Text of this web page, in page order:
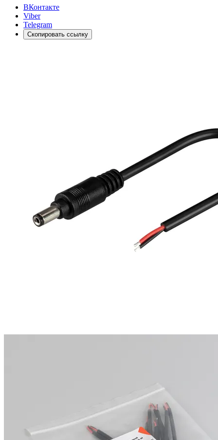
ВКонтакте
Viber
Telegram
Скопировать ссылку